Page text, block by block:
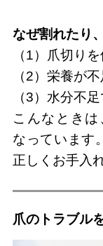
なぜ割れたり
（1）爪切り
（2）栄養が
（3）水分不
こんなとき
なっています
正しくお手入
爪のトラブル